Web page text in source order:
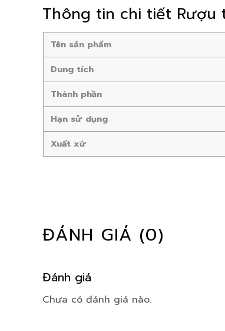
Thông tin chi tiết
Tên sản phẩm
Dung tích
Thành phần
Hạn sử dụng
Xuất xứ
ĐÁNH GIÁ (0)
Đánh giá
Chưa có đánh giá nào.